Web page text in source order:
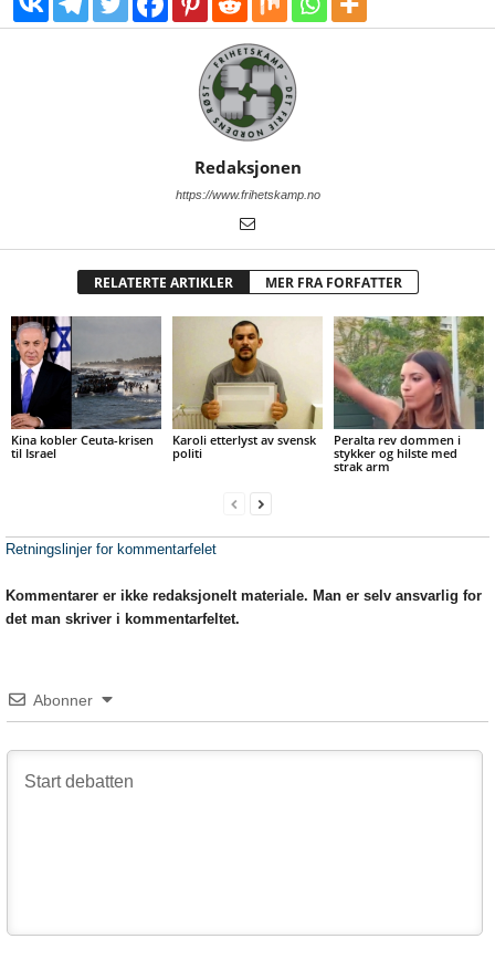
Redaksjonen
https://www.frihetskamp.no
RELATERTE ARTIKLER MER FRA FORFATTER
Kina kobler Ceuta-krisen
til Israel
Karoli etterlyst av svensk
politi
Peralta rev dommen i
stykker og hilste med
strak arm
Retningslinjer for kommentarfelet
Kommentarer er ikke redaksjonelt materiale. Man er selv ansvarlig for
det man skriver i kommentarfeltet.
Abonner